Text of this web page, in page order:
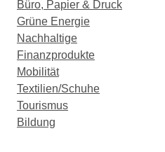
Büro, Papier & Druck
Grüne Energie
Nachhaltige
Finanzprodukte
Mobilität
Textilien/Schuhe
Tourismus
Bildung